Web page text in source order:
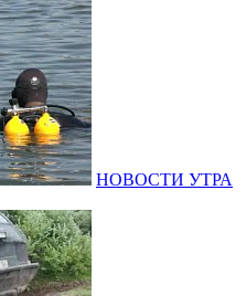
НОВОСТИ УТРА